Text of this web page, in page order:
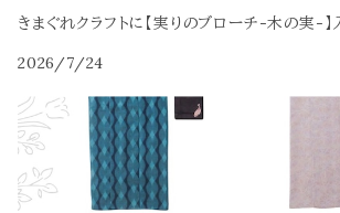
きまぐれクラフトに【実りのブローチ-木の実-】
2026/7/24